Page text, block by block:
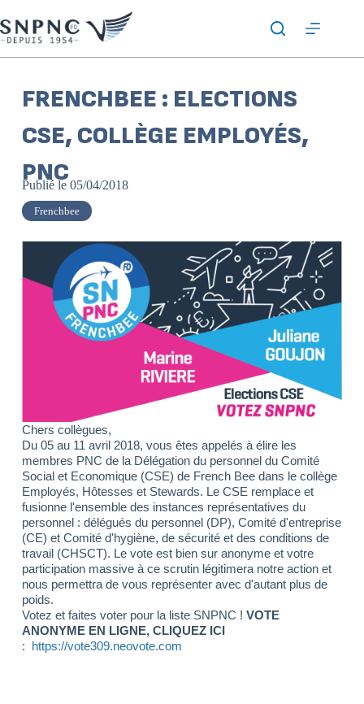
FRENCHBEE : ELECTIONS
CSE, COLLÈGE EMPLOYÉS,
PNC
Publié le 05/04/2018
Frenchbee
Chers collègues,
Du 05 au 11 avril 2018, vous êtes appelés à élire les
membres PNC de la Délégation du personnel du Comité
Social et Economique (CSE) de French Bee dans le collège
Employés, Hôtesses et Stewards. Le CSE remplace et
fusionne l'ensemble des instances représentatives du
personnel : délégués du personnel (DP), Comité d'entreprise
(CE) et Comité d'hygiène, de sécurité et des conditions de
travail (CHSCT). Le vote est bien sur anonyme et votre
participation massive à ce scrutin légitimera notre action et
nous permettra de vous représenter avec d'autant plus de
poids.
Votez et faites voter pour la liste SNPNC ! VOTE
ANONYME EN LIGNE, CLIQUEZ ICI
:
https://vote309.neovote.com